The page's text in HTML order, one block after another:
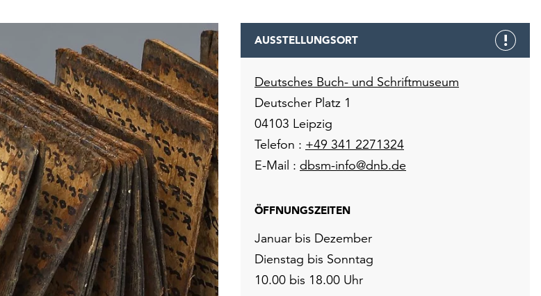
AUSSTELLUNGSORT
Deutsches Buch- und Schriftmuseum
Deutscher Platz 1
04103 Leipzig
Telefon : +49 341 2271324
E-Mail : dbsm-info@dnb.de
ÖFFNUNGSZEITEN
Januar bis Dezember
Dienstag bis Sonntag
10.00 bis 18.00 Uhr